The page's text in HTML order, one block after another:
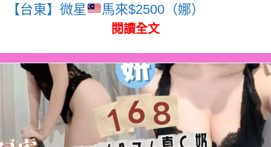
【台東】微星 馬來$2500（娜）
閱讀全文